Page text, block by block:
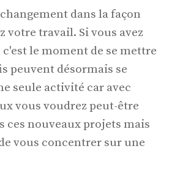
dans la façon
votre travail. Si vous avez
le moment de se mettre
peuvent désormais se
seule activité car avec
vous voudrez peut-être
ces nouveaux projets mais
vous concentrer sur une